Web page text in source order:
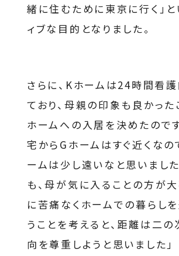
緒に住むために東京に行く」
ィブな目的となりました。
さらに、Kホームは24時間看
ており、母親の印象も良かった
ホームへの入居を決めたのです
宅からGホームはすぐ近くなの
ームは少し遠いなと思いました
も、母が気に入ることの方が大
に苦痛なくホームでの暮らし
うことを考えると、距離は二の
向を尊重しようと思いました」